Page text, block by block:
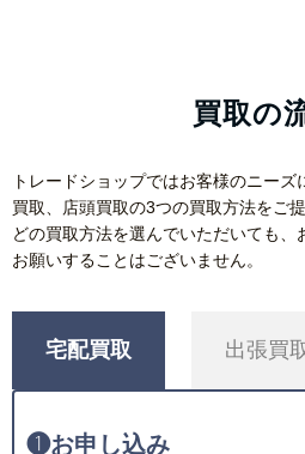
買取の
トレードショップではお客様のニー
買取、店頭買取の3つの買取方法をご提
どの買取方法を選んでいただいても
お願いすることはございません。
宅配買取 出張買
❶お申し込み